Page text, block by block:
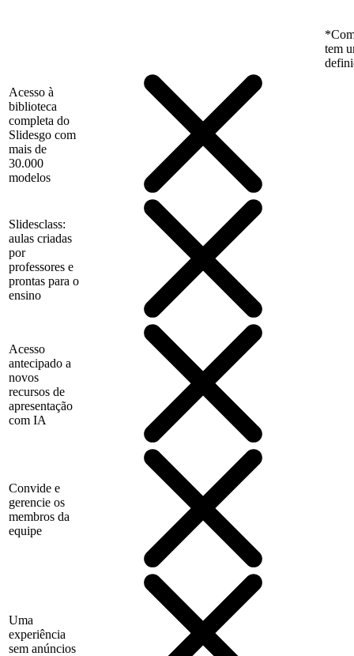
tem
Acesso à
biblioteca
completa do
Slidesgo com
mais de
30.000
modelos
Slidesclass:
aulas criadas
por
professores e
prontas para o
ensino
Acesso
antecipado a
novos
recursos de
apresentação
com IA
Convide e
gerencie os
membros da
equipe
Uma
experiência
sem anúncios